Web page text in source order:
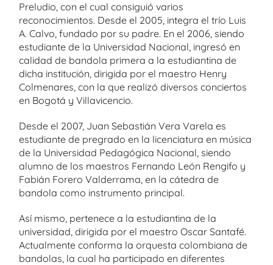
Preludio, con el cual consiguió varios
reconocimientos. Desde el 2005, integra el trío Luis
A. Calvo, fundado por su padre. En el 2006, siendo
estudiante de la Universidad Nacional, ingresó en
calidad de bandola primera a la estudiantina de
dicha institución, dirigida por el maestro Henry
Colmenares, con la que realizó diversos conciertos
en Bogotá y Villavicencio.
Desde el 2007, Juan Sebastián Vera Varela es
estudiante de pregrado en la licenciatura en música
de la Universidad Pedagógica Nacional, siendo
alumno de los maestros Fernando León Rengifo y
Fabián Forero Valderrama, en la cátedra de
bandola como instrumento principal.
Así mismo, pertenece a la estudiantina de la
universidad, dirigida por el maestro Oscar Santafé.
Actualmente conforma la orquesta colombiana de
bandolas, la cual ha participado en diferentes